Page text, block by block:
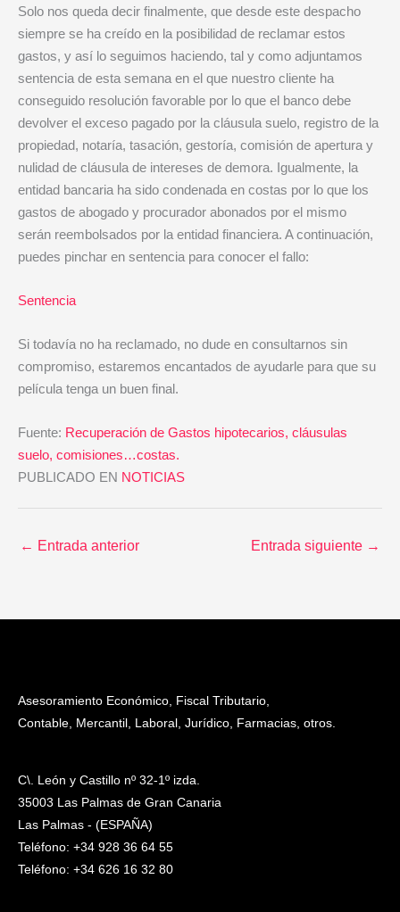
Solo nos queda decir finalmente, que desde este despacho
siempre se ha creído en la posibilidad de reclamar estos
gastos, y así lo seguimos haciendo, tal y como adjuntamos
sentencia de esta semana en el que nuestro cliente ha
conseguido resolución favorable por lo que el banco debe
devolver el exceso pagado por la cláusula suelo, registro de la
propiedad, notaría, tasación, gestoría, comisión de apertura y
nulidad de cláusula de intereses de demora. Igualmente, la
entidad bancaria ha sido condenada en costas por lo que los
gastos de abogado y procurador abonados por el mismo
serán reembolsados por la entidad financiera. A continuación,
puedes pinchar en sentencia para conocer el fallo:
Sentencia
Si todavía no ha reclamado, no dude en consultarnos sin
compromiso, estaremos encantados de ayudarle para que su
película tenga un buen final.
Fuente: Recuperación de Gastos hipotecarios, cláusulas
suelo, comisiones…costas.
PUBLICADO EN NOTICIAS
← Entrada anterior Entrada siguiente →
Asesoramiento Económico, Fiscal Tributario,
Contable, Mercantil, Laboral, Jurídico, Farmacias, otros.
C\. León y Castillo nº 32-1º izda.
35003 Las Palmas de Gran Canaria
Las Palmas - (ESPAÑA)
Teléfono: +34 928 36 64 55
Teléfono: +34 626 16 32 80